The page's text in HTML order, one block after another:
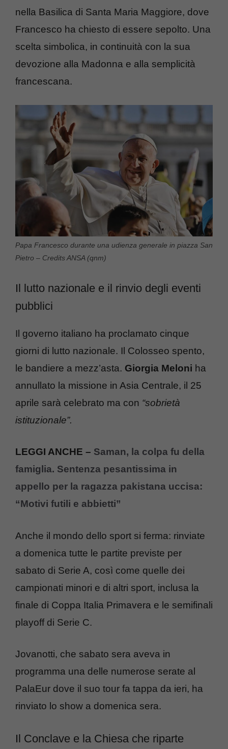
nella Basilica di Santa Maria Maggiore, dove
Francesco ha chiesto di essere sepolto. Una
scelta simbolica, in continuità con la sua
devozione alla Madonna e alla semplicità
francescana.
Papa Francesco durante una udienza generale in piazza San
Pietro – Credits ANSA (qnm)
Il lutto nazionale e il rinvio degli eventi
pubblici
Il governo italiano ha proclamato cinque
giorni di lutto nazionale. Il Colosseo spento,
le bandiere a mezz’asta. Giorgia Meloni ha
annullato la missione in Asia Centrale, il 25
aprile sarà celebrato ma con “sobrietà
istituzionale”.
LEGGI ANCHE – Saman, la colpa fu della
famiglia. Sentenza pesantissima in
appello per la ragazza pakistana uccisa:
“Motivi futili e abbietti”
Anche il mondo dello sport si ferma: rinviate
a domenica tutte le partite previste per
sabato di Serie A, così come quelle dei
campionati minori e di altri sport, inclusa la
finale di Coppa Italia Primavera e le semifinali
playoff di Serie C.
Jovanotti, che sabato sera aveva in
programma una delle numerose serate al
PalaEur dove il suo tour fa tappa da ieri, ha
rinviato lo show a domenica sera.
Il Conclave e la Chiesa che riparte